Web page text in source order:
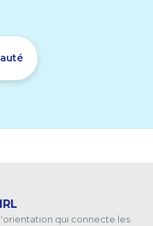
qui connecte les